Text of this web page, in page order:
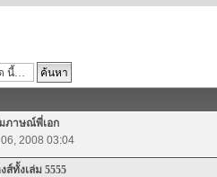
ภาษณ์พี่เอก
2008 03:04
ทั้งเล่ม 5555